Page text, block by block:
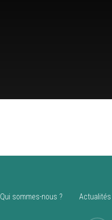
Qui sommes-nous ? Actualités